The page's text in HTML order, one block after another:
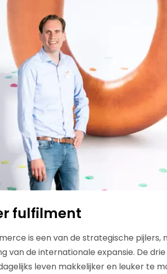
fulfilment
is een van de strategische pijlers,
van de internationale expansie. De
dagelijks leven makkelijker en leuker te